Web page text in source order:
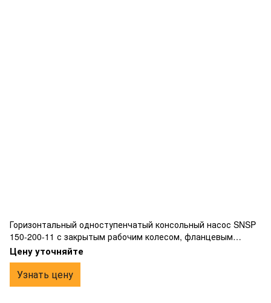
Горизонтальный одноступенчатый консольный насос SNSP
150-200-11 с закрытым рабочим колесом, фланцевым
подключением, изготовлен из чугуна.
Цену уточняйте
Узнать цену